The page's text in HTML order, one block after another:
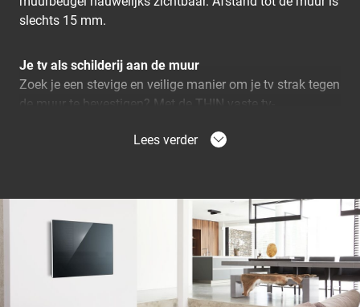
slechts 15 mm.
Je tv als schilderij aan de muur
Zoek je een stevige en veilige manier om je tv strak tegen
de muur te bevestigen? Met de THIN vaste tv-
Nagenoeg onzichtbaar na montage. De THIN vaste
Lees verder